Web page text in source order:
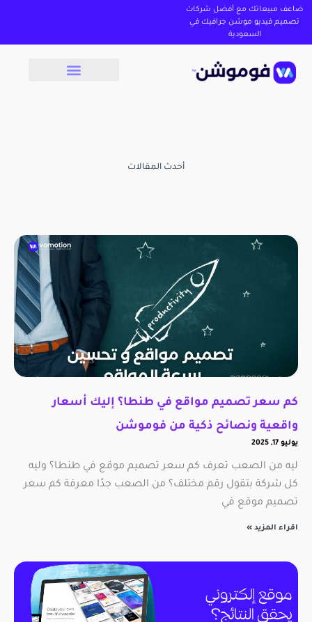
ضاعف مبيعاتك مع أفضل شركات
تصميم فيديو موشن جرافيك في
السعودية
أحدث المقالات
كم سعر تصميم مواقع في طنطا؟ إليك أسعار
واقعية ونصائح ذكية من فوموشن
يوليو 17, 2025
ليه من الصعب تعرف كم سعر تصميم موقع في طنطا؟ وليه
كل شركة بتقول رقم مختلف؟ من الصعب جدًا معرفة كم سعر
تصميم موقع في
اقراء المزيد »